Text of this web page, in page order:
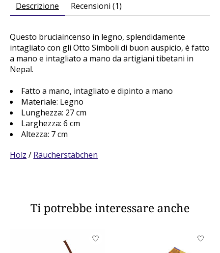
Descrizione Recensioni (1)
Questo bruciaincenso in legno, splendidamente
intagliato con gli Otto Simboli di buon auspicio, è fatto
a mano e intagliato a mano da artigiani tibetani in
Nepal.
Fatto a mano, intagliato e dipinto a mano
Materiale: Legno
Lunghezza: 27 cm
Larghezza: 6 cm
Altezza: 7 cm
Holz / Räucherstäbchen
Ti potrebbe interessare anche
Product carousel items